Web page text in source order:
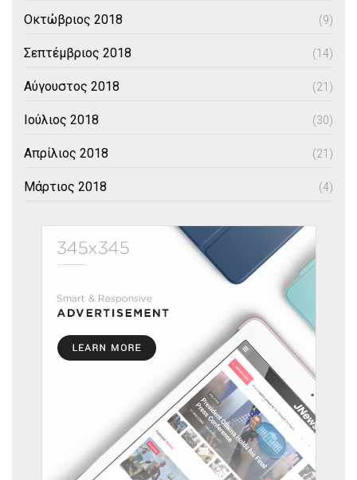
Οκτώβριος 2018 (9)
Σεπτέμβριος 2018 (14)
Αύγουστος 2018 (21)
Ιούλιος 2018 (30)
Απρίλιος 2018 (21)
Μάρτιος 2018 (4)